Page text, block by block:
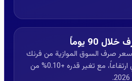
90 يوماً
أظهر سعر صرف السوق الموازية من فرنك
كونغولي إلى دينار جزائري ارتفاعاً، مع تغير قدره +0.10% من